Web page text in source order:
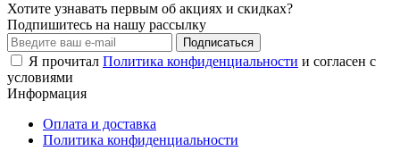
Хотите узнавать первым об акциях и скидках?
Подпишитесь на нашу рассылку
Подписаться
Я прочитал Политика конфиденциальности и согласен с
условиями
Информация
Оплата и доставка
Политика конфиденциальности